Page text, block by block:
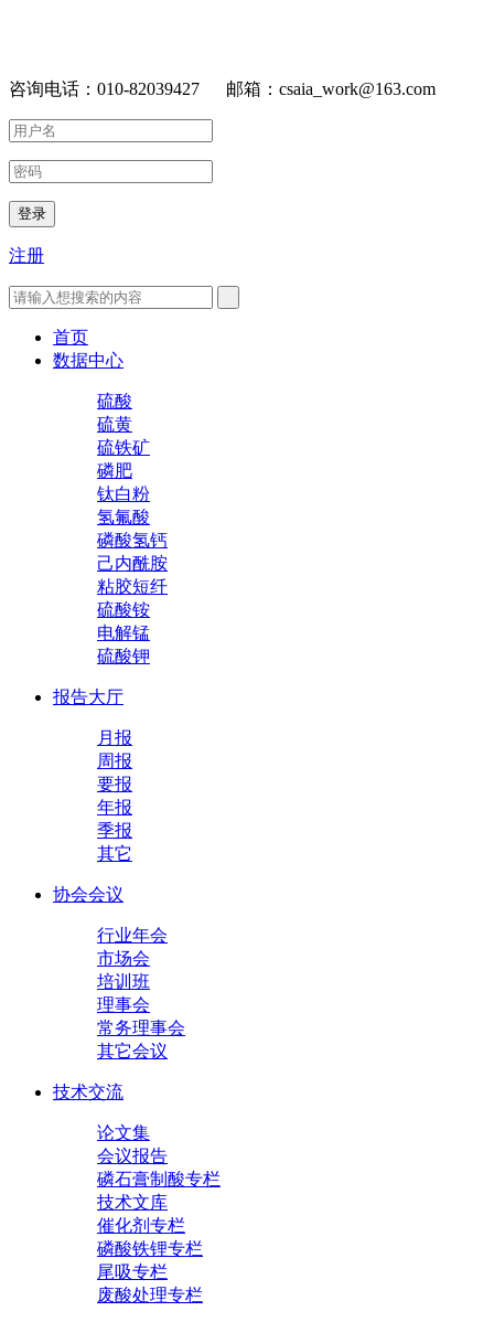
咨询电话：010-82039427 邮箱：csaia_work@163.com
登录
注册
首页
数据中心
硫酸
硫黄
硫铁矿
磷肥
钛白粉
氢氟酸
磷酸氢钙
己内酰胺
粘胶短纤
硫酸铵
电解锰
硫酸钾
报告大厅
月报
周报
要报
年报
季报
其它
协会会议
行业年会
市场会
培训班
理事会
常务理事会
其它会议
技术交流
论文集
会议报告
磷石膏制酸专栏
技术文库
催化剂专栏
磷酸铁锂专栏
尾吸专栏
废酸处理专栏